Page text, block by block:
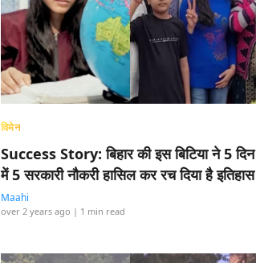
विमेन
Success Story: बिहार की इस बिटिया ने 5 दिन
में 5 सरकारी नौकरी हासिल कर रच दिया है इतिहास
Maahi
over 2 years ago | 1 min read